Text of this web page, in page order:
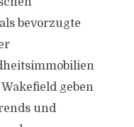
bevorzugte
geben
und